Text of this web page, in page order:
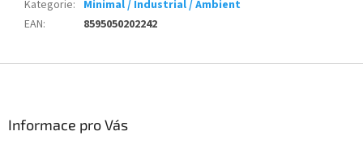
Kategorie: Minimal / Industrial / Ambient
EAN: 8595050202242
Informace pro Vás